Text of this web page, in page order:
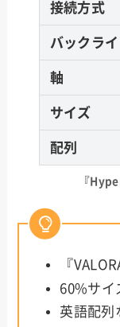
接続方式
バックライ
軸
サイズ
配列
『
『
60%サイ
英語配列